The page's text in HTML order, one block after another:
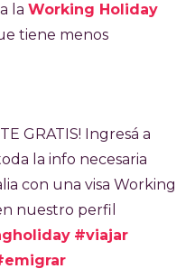
USD 3200) y
la estadía. No
ni viajar con
100 % online y el
u otros
se tiene un año
el ingreso
de validez. Durante
y salir del país
de hasta
la Working Holiday
tiene menos
GRATIS! Ingresá a
la info necesaria
con una visa Working
nuestro perfil
#viajar